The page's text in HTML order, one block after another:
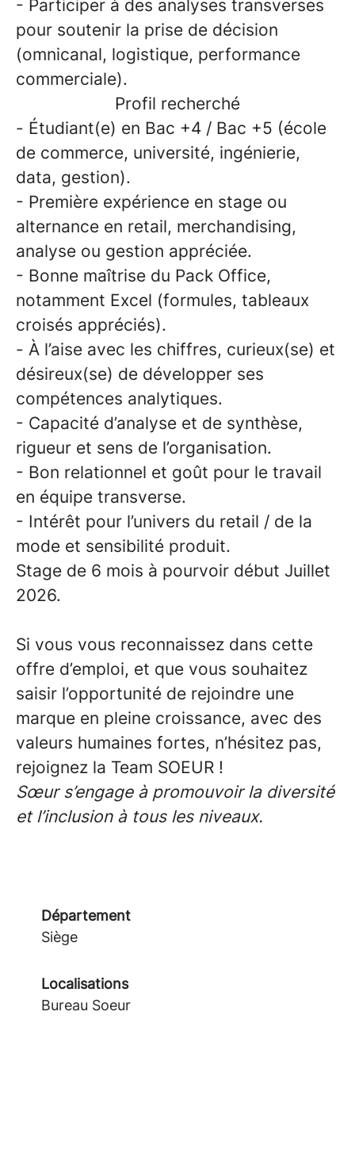
- Participer à des analyses transverses
pour soutenir la prise de décision
(omnicanal, logistique, performance
commerciale).
Profil recherché
- Étudiant(e) en Bac +4 / Bac +5 (école
de commerce, université, ingénierie,
data, gestion).
- Première expérience en stage ou
alternance en retail, merchandising,
analyse ou gestion appréciée.
- Bonne maîtrise du Pack Office,
notamment Excel (formules, tableaux
croisés appréciés).
- À l’aise avec les chiffres, curieux(se) et
désireux(se) de développer ses
compétences analytiques.
- Capacité d’analyse et de synthèse,
rigueur et sens de l’organisation.
- Bon relationnel et goût pour le travail
en équipe transverse.
- Intérêt pour l’univers du retail / de la
mode et sensibilité produit.
Stage de 6 mois à pourvoir début Juillet
2026.
Si vous vous reconnaissez dans cette
offre d’emploi, et que vous souhaitez
saisir l’opportunité de rejoindre une
marque en pleine croissance, avec des
valeurs humaines fortes, n’hésitez pas,
rejoignez la Team SOEUR !
Sœur s’engage à promouvoir la diversité
et l’inclusion à tous les niveaux.
Département
Siège
Localisations
Bureau Soeur